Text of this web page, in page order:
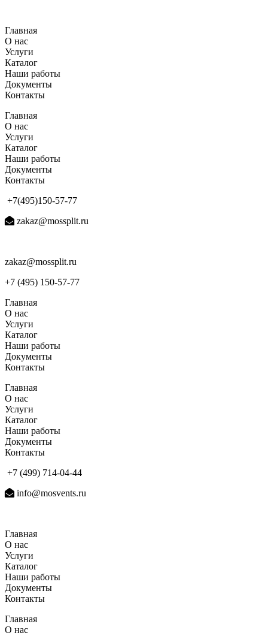
содержимому
Главная
О нас
Услуги
Каталог
Наши работы
Документы
Контакты
Главная
О нас
Услуги
Каталог
Наши работы
Документы
Контакты
+7(495)150-57-77
zakaz@mossplit.ru
zakaz@mossplit.ru
+7 (495) 150-57-77
Главная
О нас
Услуги
Каталог
Наши работы
Документы
Контакты
Главная
О нас
Услуги
Каталог
Наши работы
Документы
Контакты
+7 (499) 714-04-44
info@mosvents.ru
Главная
О нас
Услуги
Каталог
Наши работы
Документы
Контакты
Главная
О нас